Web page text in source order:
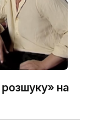
на